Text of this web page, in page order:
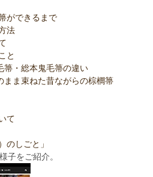
ができるまで
法
と
箒・総本鬼毛箒の違い
まま束ねた昔ながらの棕櫚箒
て
のしごと」
子をご紹介。